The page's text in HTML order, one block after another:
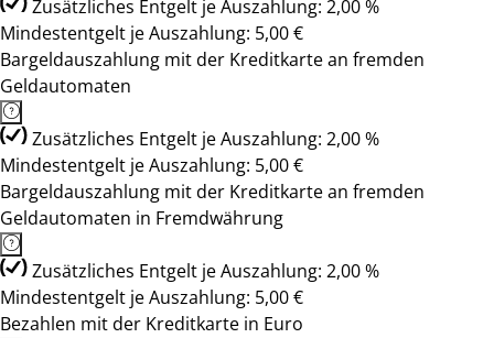
Zusätzliches Entgelt je Auszahlung: 2,00 %
Mindestentgelt je Auszahlung: 5,00 €
Bargeldauszahlung mit der Kreditkarte an fremden
Geldautomaten
Zusätzliches Entgelt je Auszahlung: 2,00 %
Mindestentgelt je Auszahlung: 5,00 €
Bargeldauszahlung mit der Kreditkarte an fremden
Geldautomaten in Fremdwährung
Zusätzliches Entgelt je Auszahlung: 2,00 %
Mindestentgelt je Auszahlung: 5,00 €
Bezahlen mit der Kreditkarte in Euro